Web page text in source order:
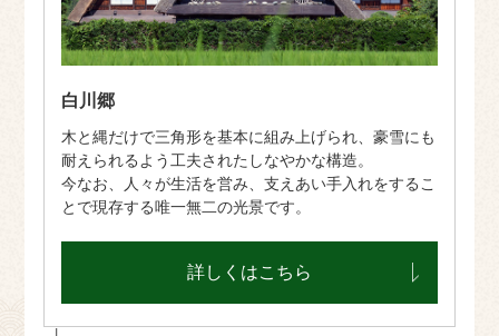
白川郷
木と縄だけで三角形を基本に組み上げられ、豪雪にも
耐えられるよう工夫されたしなやかな構造。
今なお、人々が生活を営み、支えあい手入れをするこ
とで現存する唯一無二の光景です。
詳しくはこちら